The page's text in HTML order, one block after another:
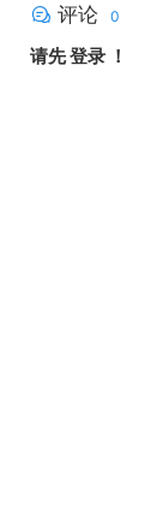
评论 0
请先登录 ！